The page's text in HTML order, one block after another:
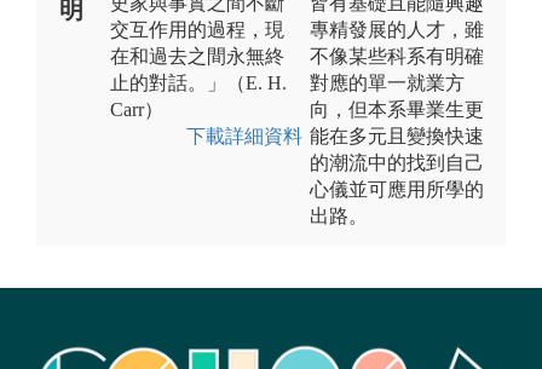
明
交互作用的過程，現
在和過去之間永無終
止的對話。」（E. H.
Carr）
下載詳細資料
專精發展的人才，雖
不像某些科系有明確
對應的單一就業方
向，但本系畢業生更
能在多元且變換快速
的潮流中的找到自己
心儀並可應用所學的
出路。